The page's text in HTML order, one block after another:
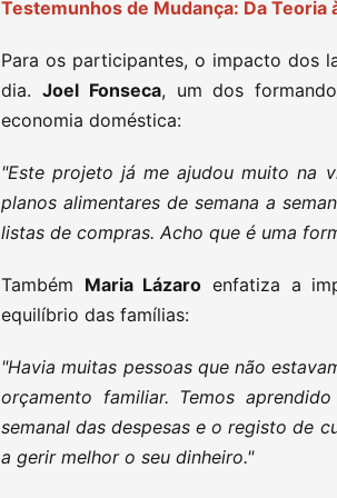
Testemunhos de Mudança: Da Teoria
Para os participantes, o impacto dos
dia. Joel Fonseca, um dos
economia doméstica:
"Este projeto já me ajudou muito na
planos alimentares de semana a
listas de compras. Acho que é uma
Também Maria Lázaro enfatiza a
equilíbrio das famílias:
"Havia muitas pessoas que não
orçamento familiar. Temos
semanal das despesas e o registo de
a gerir melhor o seu dinheiro."